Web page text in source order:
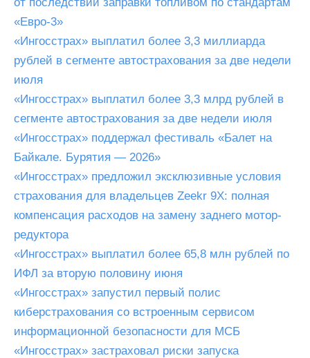
«Евро-3»
«Ингосстрах» выплатил более 3,3 миллиарда
рублей в сегменте автострахования за две недели
июля
«Ингосстрах» выплатил более 3,3 млрд рублей в
сегменте автострахования за две недели июля
«Ингосстрах» поддержал фестиваль «Балет на
Байкале. Бурятия — 2026»
«Ингосстрах» предложил эксклюзивные условия
страхования для владельцев Zeekr 9X: полная
компенсация расходов на замену заднего мотор-
редуктора
«Ингосстрах» выплатил более 65,8 млн рублей по
ИФЛ за вторую половину июня
«Ингосстрах» запустил первый полис
киберстрахования со встроенным сервисом
информационной безопасности для МСБ
«Ингосстрах» застраховал риски запуска